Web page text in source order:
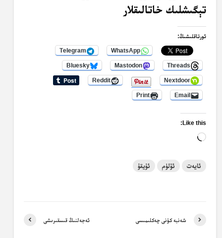
تېگىشلىك خاتالىقلار
ئورتاقلىشىڭ:
WhatsApp
Telegram
Threads
Mastodon
Bluesky
Nextdoor
Reddit
Email
Print
Like this:
Loading…
ئايەت ئۆلۈم ئۇيقۇ
ئەجەلنىڭ قىسقىرىشى شەنبە كۈنى چەكلىمىسى